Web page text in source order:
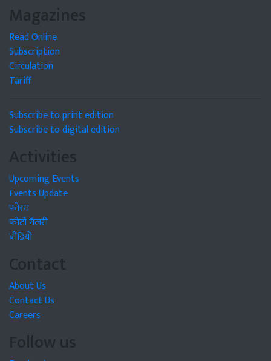
Magazines
Read Online
Subscription
Circulation
Tariff
Subscribe to print edition
Subscribe to digital edition
Activities
Upcoming Events
Events Update
फोरम
फोटो गैलरी
वीडियो
Contact
About Us
Contact Us
Careers
Follow us